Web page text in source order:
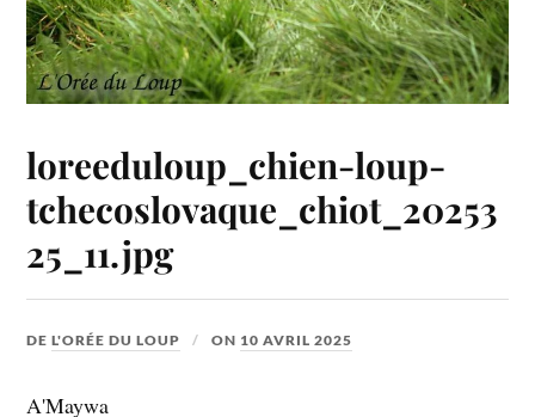
loreeduloup_chien-loup-
tchecoslovaque_chiot_20253
25_11.jpg
DEL'ORÉE DU LOUP ON 10 AVRIL 2025
A'Maywa